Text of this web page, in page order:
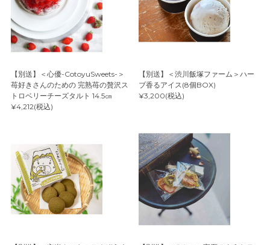
【別送】＜心優-CotoyuSweets-＞
苺好きさんのための 完熟苺の贅沢ス
トロベリーチーズタルト 14.5㎝
¥4,212(税込)
【別送】＜渋川飯塚ファーム＞ハー
ブ香るアイス(8個BOX)
¥3,200(税込)